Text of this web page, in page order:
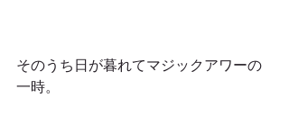
そのうち日が暮れてマジックアワーの
一時。